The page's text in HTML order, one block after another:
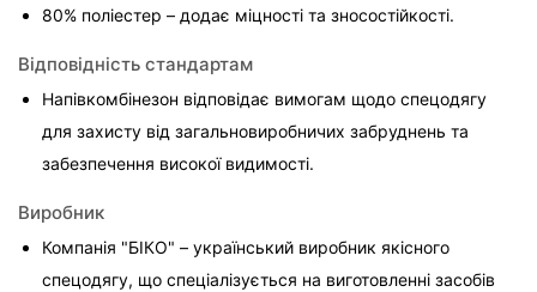
80% поліестер – додає міцності та зносостійкості.
Відповідність стандартам
Напівкомбінезон відповідає вимогам щодо спецодягу
для захисту від загальновиробничих забруднень та
забезпечення високої видимості.
Виробник
Компанія "БІКО" – український виробник якісного
спецодягу, що спеціалізується на виготовленні засобів